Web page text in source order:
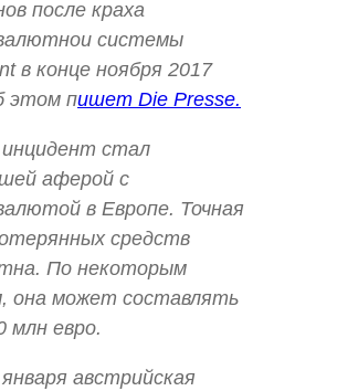
после краха
системы
в конце ноября 2017
этом пишет Die Presse.
стал
аферой с
в Европе. Точная
средств
По некоторым
она может составлять
млн евро.
австрийская